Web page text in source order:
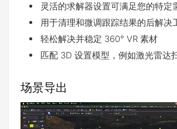
灵活的求解器设置可满足您的特定
用于清理和微调跟踪结果的后解决
轻松解决并稳定 360° VR 素材
匹配 3D 设置模型，例如激光雷达
场景导出